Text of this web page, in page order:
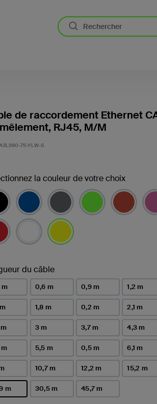
de raccordement Ethernet
RJ45, M/M
75-YLW-S
la couleur de votre choix
du câble
m 0,6 m 0,9 m 1,2 m
1,8 m 0,2 m 2,1 m
3 m 3,7 m 4,3 m
5,5 m 0,5 m 6,1 m
10,7 m 12,2 m 15,2 m
m 30,5 m 45,7 m